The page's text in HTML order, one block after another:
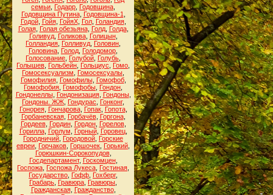
семьи Годарр Годовщина
Годовщина Путина, Годовщина-1
Годой, Гойя, ГойяХ, Гол, Голандия,
Голая, Голая обезьяна, Голд, Голда,
Голивуд, Голикова, Голицын,
Голландия Голливуд Головин
Головина Голод Голодомор
Голосование Голубой Голубь
Голышев Гольбейн Гольциус Гомо
Гомосексуализм
Гомосексуалы
Гомофилия, Гомофилы, Гомофоб,
Гомофобия Гомофобы Гондон
Гондонеллы, Гондонизация, Гондоны,
Гондоны. ЖЖ Гондурас Гонконг,
Гонорея, Гончарова, Гопак, Гопота,
Горбаневская, Горбачёв, Горгона,
Гордеев, Гордин, Гордон, Горелов,
Горилла, Горлум Горный, Горовец,
Городничий Городовой Горские
евреи Горчаков Горшочек Горький
Горюшкин-Сорокопудов,
Госдепартамент, Госкомцен,
Госпожа Госпожа Лукеса Гостиная
Государство Гофф Гохберг,
Грабарь Гравюра Гравюры
Гражданская, Гражданство,